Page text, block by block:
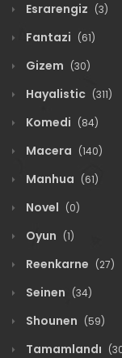
Esrarengiz (3)
Fantazi (61)
Gizem (30)
Hayalistic (311)
Komedi (84)
Macera (140)
Manhua (61)
Novel (0)
Oyun (1)
Reenkarne (27)
Seinen (34)
Shounen (59)
Tamamlandı